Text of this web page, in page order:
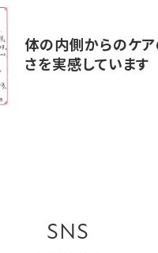
体の内側からのケ
さを実感しています
SNS